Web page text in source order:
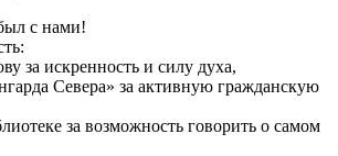
с нами!
за искренность и силу духа,
Севера» за активную гражданскую
за возможность говорить о самом